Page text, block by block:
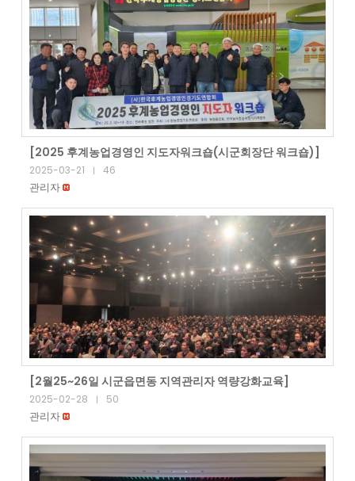
[2025 후계농업경영인 지도자워크숍(시군회장단 워크숍)]
2025-03-21 | 46
관리자
[2월25~26일 시군읍면동 지역관리자 역량강화교육]
2025-02-28 | 50
관리자